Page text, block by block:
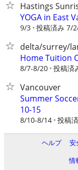
Hastings
YOGA in East
9/3 投稿済み 7/
delta/surrey/
Home Tuition
8/7-8/20 投稿済
Vancouver
Summer
10-15
8/10-8/14 投稿
ヘルプ 安
情